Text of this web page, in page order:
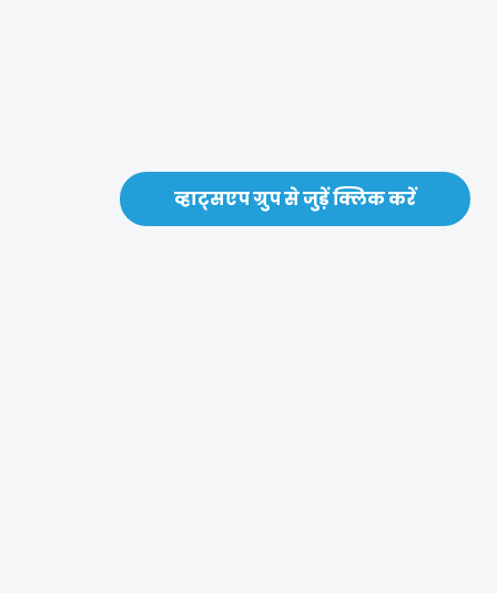
व्हाट्सएप ग्रुप से जुड़ें क्लिक करें